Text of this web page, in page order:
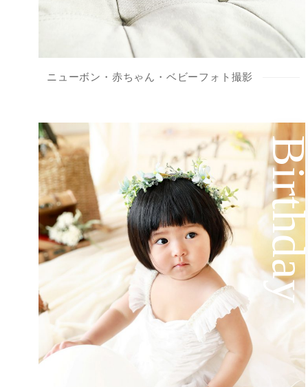
ニューボン・赤ちゃん・ベビーフォト撮影